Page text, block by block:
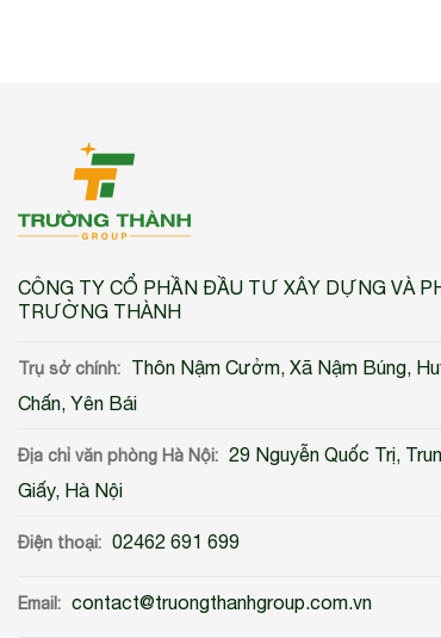
CÔNG TY CỔ PHẦN ĐẦU TƯ XÂY DỰNG VÀ
TRƯỜNG THÀNH
Trụ sở chính:
Thôn Nậm Cưởm, Xã Nậm Búng,
Chấn, Yên Bái
Địa chỉ văn phòng Hà Nội: 29 Nguyễn Quốc Trị,
Giấy, Hà Nội
Điện thoại: 02462 691 699
Email: contact@truongthanhgroup.com.vn